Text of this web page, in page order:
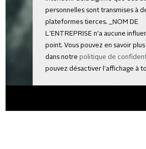
personnelles sont transmises à
plateformes tierces. _NOM DE
L'ENTREPRISE n'a aucune
point. Vous pouvez en savoir
dans notre politique de
pouvez désactiver l'affichage à